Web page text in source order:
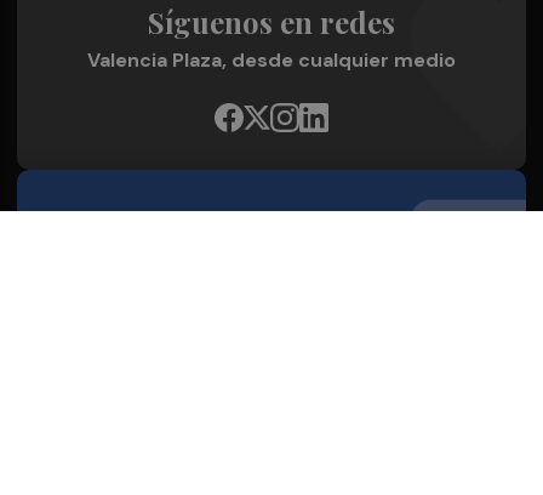
Síguenos en redes
Valencia Plaza, desde cualquier medio
Quienes Somos